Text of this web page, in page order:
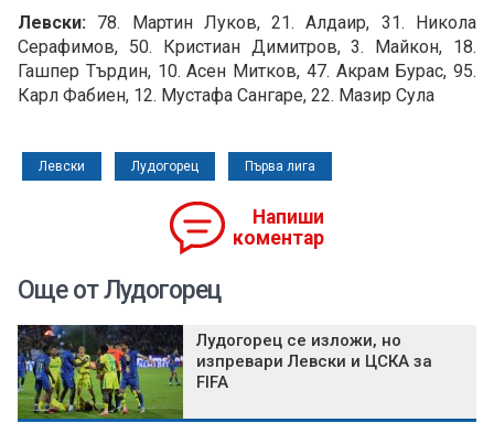
Левски: 78. Мартин Луков, 21. Алдаир, 31. Никола
Серафимов, 50. Кристиан Димитров, 3. Майкон, 18.
Гашпер Търдин, 10. Асен Митков, 47. Акрам Бурас, 95.
Карл Фабиен, 12. Мустафа Сангаре, 22. Мазир Сула
Левски Лудогорец Първа лига
Напиши
коментар
Още от Лудогорец
Лудогорец се изложи, но
изпревари Левски и ЦСКА за
FIFA